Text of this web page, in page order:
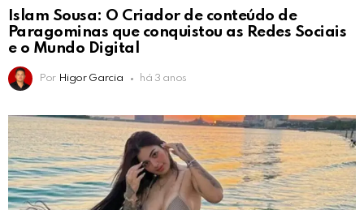
Islam Sousa: O Criador de conteúdo de
Paragominas que conquistou as Redes Sociais
e o Mundo Digital
Por Higor Garcia há 3 anos